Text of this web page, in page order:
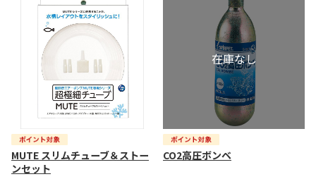
MUTE スリムチューブ＆ストー
ンセット
CO2高圧ボンベ